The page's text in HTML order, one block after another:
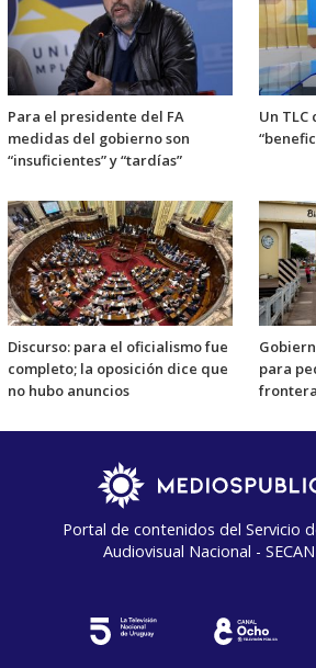
Para el presidente del FA
medidas del gobierno son
“insuficientes” y “tardías”
Un
Discurso: para el oficialismo fue
completo; la oposición dice que
no hubo anuncios
para
frontera
Portal de contenidos del Servicio
Audiovisual Nacional -